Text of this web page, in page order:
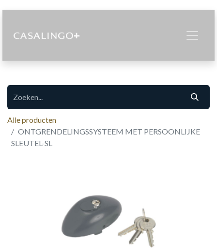
Alle producten
ONTGRENDELINGSSYSTEEM MET PERSOONLIJKE
SLEUTEL-SL